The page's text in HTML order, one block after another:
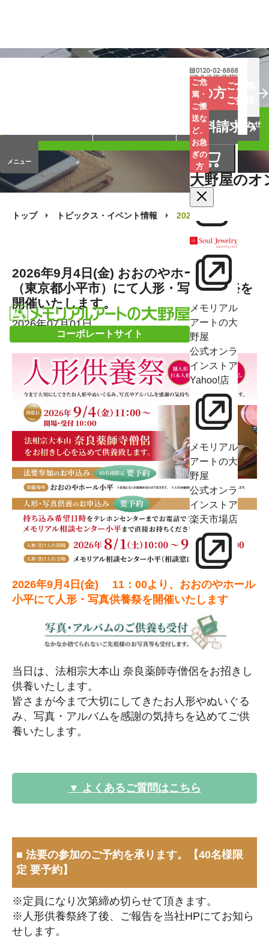
コーポレートサイト
ご危
篤・
ご搬
送な
ど、
お急
ぎの
方
お急ぎの方ご危篤
ご搬送
資料請求
大野屋のオ
メモリアル
アートの大
野屋
公式オンラ
インストア
Yahoo!店
メモリアル
アートの大
野屋
公式オンラ
インストア
楽天市場店
メニュー
会員サービス
お問い合わせ
トップ トピックス・イベント情報 2026年9月4日(金) おお
2026年9月4日(金) おおのやホール小平
（東京都小平市）にて人形・写真供養祭を
開催いたします。
2026年07月01日
2026年9月4日(金) 11：00より、おおのやホール
小平にて人形・写真供養祭を開催いたします
当日は、法相宗大本山 奈良薬師寺僧侶をお招きし
供養いたします。
皆さまが今まで大切にしてきたお人形やぬいぐる
み、写真・アルバムを感謝の気持ちを込めてご供
養いたします。
▼ よくあるご質問はこちら
■ 法要の参加のご予約を承ります。【40名様限
定 要予約】
※定員になり次第締め切らせて頂きます。
※人形供養祭終了後、ご報告を当社HPにてお知ら
せします。